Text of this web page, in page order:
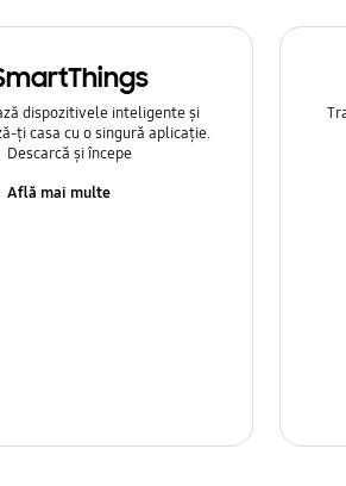
dispozitivele inteligente și
ți casa cu o singură aplicație.
Descarcă și începe
Află mai multe